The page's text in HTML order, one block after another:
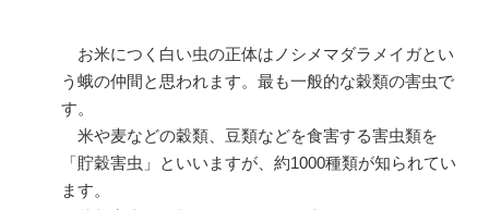
お米につく白い虫の正体はノシメマダラメイガとい
う蛾の仲間と思われます。最も一般的な穀類の害虫で
す。
米や麦などの穀類、豆類などを食害する害虫類を
「貯穀害虫」といいますが、約1000種類が知られてい
ます。